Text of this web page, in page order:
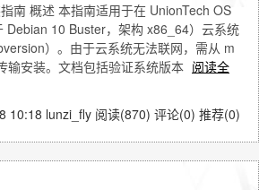
南 概述 本指南适用于在 UnionTech OS
Debian 10 Buster，架构 x86_64）云系统
）。由于云系统无法联网，需从 m
输安装。文档包括验证系统版本 阅读全
10:18 lunzi_fly 阅读(870) 评论(0) 推荐(0)